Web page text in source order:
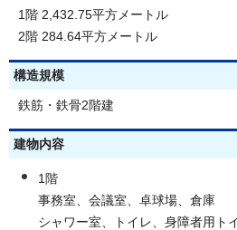
1階 2,432.75平方メートル
2階 284.64平方メートル
構造規模
鉄筋・鉄骨2階建
建物内容
1階
事務室、会議室、卓球場、倉庫
シャワー室、トイレ、身障者用ト